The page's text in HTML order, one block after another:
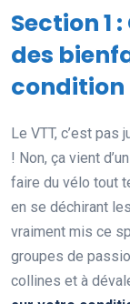
Section 1
des
Le VTT, c’est
! Non, ça vient
faire du vélo tout
en se déchirant
vraiment mis ce
groupes de
collines et à